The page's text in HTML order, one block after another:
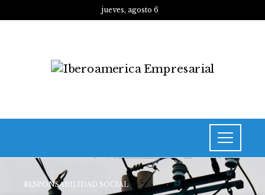
jueves, agosto 6
RESPONSABILIDAD SOCIAL